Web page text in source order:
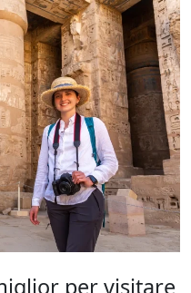
per visitare